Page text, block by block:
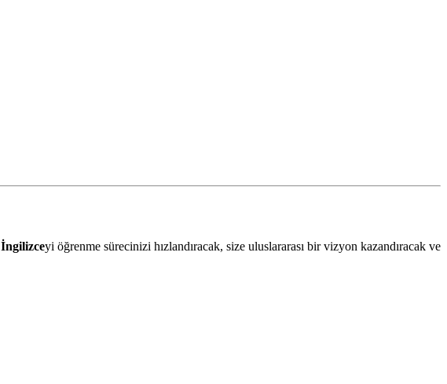
İngilizceyi öğrenme sürecinizi hızlandıracak, size uluslararası bir vizyon kazandıracak ve